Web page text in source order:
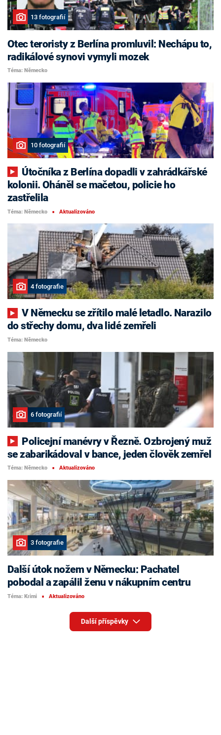
13 fotografií
Otec teroristy z Berlína promluvil: Nechápu to,
radikálové synovi vymyli mozek
Téma: Německo
10 fotografií
kolonii. Oháněl se mačetou, policie ho
zastřelila
Téma: Německo ■ Aktualizováno
4 fotografie
V Německu se zřítilo malé letadlo. Narazilo
do střechy domu, dva lidé zemřeli
Téma: Německo
6 fotografií
se zabarikádoval v bance, jeden člověk zemřel
Téma: Německo ■ Aktualizováno
3 fotografie
Další útok nožem v Německu: Pachatel
pobodal a zapálil ženu v nákupním centru
Téma: Krimi ■ Aktualizováno
Další příspěvky